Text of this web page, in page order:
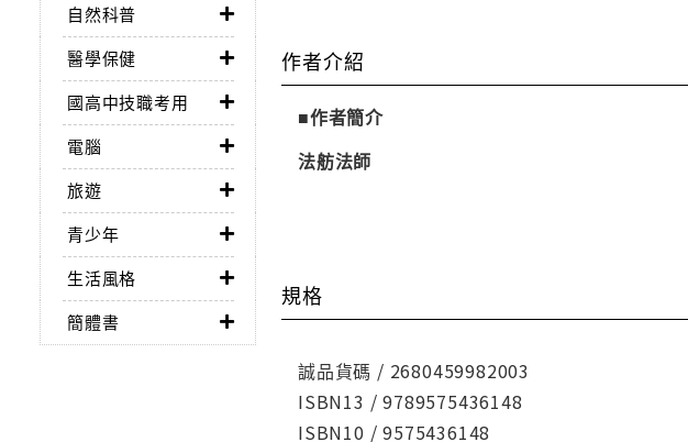
自然科普
醫學保健
國高中技職考用
電腦
旅遊
青少年
生活風格
簡體書
作者介紹
■作者簡介
法舫法師
規格
誠品貨碼 / 2680459982003
ISBN13 / 9789575436148
ISBN10 / 9575436148